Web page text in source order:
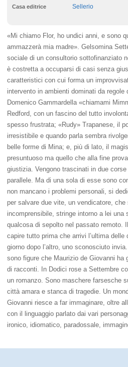
Casa editrice Sellerio
«Mi chiamo Flor, ho undici anni, e sono
ammazzerà mia madre». Gelsomina
sociale di un consultorio sottofinanziato
è costretta a occuparsi di casi senza
caratteristici con cui forma un
intervento in ambienti dominati da regole
Domenico Gammardella «chiamami
Redford, con un fascino del tutto
spesso frustrata; «Rudy» Trapanese, il
irresistibile e quando parla sembra
belle forme di Mina; e, più di lato, il
presuntuoso ma quello che alla fine
giustizia. Vengono trascinati in due
parallele. Ma di una sola di esse sono
non mancano i problemi personali, si
per salvare due vite, un vendicatore, che
incomprensibile, stringe intorno a lei una
qualcosa di sepolto nel passato remoto.
capire tutto prima che arrivi l’ultima
giorno dopo l’altro, uno sconosciuto
sono figure che Maurizio de Giovanni ha
di racconti. In Dodici rose a Settembre
un romanzo. Sono maschere farsesche
città amara e stanca di tragedie. Un
Giovanni riesce a far immaginare, oltre
con il linguaggio parlato dai vari
ironico, idiomatico, paradossale,